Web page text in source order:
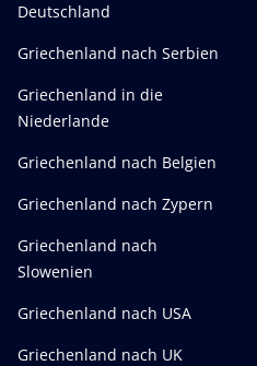
Deutschland
Griechenland nach Serbien
Griechenland in die
Niederlande
Griechenland nach Belgien
Griechenland nach Zypern
Griechenland nach
Slowenien
Griechenland nach USA
Griechenland nach UK